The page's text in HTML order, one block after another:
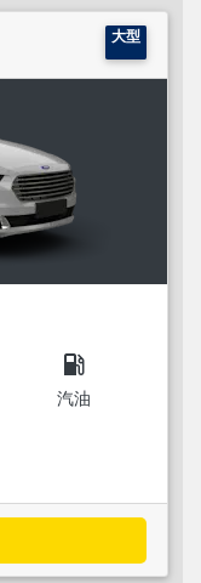
大型
local_gas_station
汽油